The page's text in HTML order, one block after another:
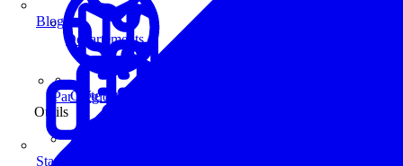
Par Région
Carte interactive
Outils
Départements
Blog
Statistiques